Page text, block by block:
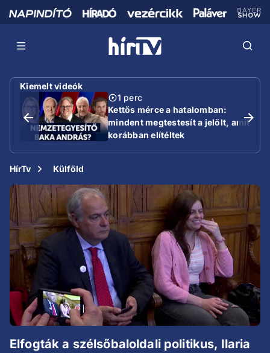
Kiemelt videók
1 perc
Kettős mérce a hatalomban:
mindent megtestesít a jelölt, amit
korábban elítéltek
HírTv Külföld
Elfogták a szélsőbaloldali politikus, Ilaria